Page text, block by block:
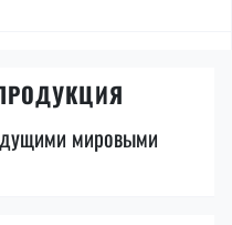
мировыми